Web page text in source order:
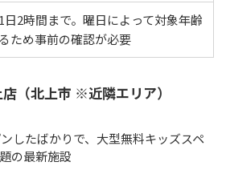
日2時間まで。曜日によって対象年齢
ため事前の確認が必要
（北上市 ※近隣エリア）
したばかりで、大型無料キッズスペ
の最新施設